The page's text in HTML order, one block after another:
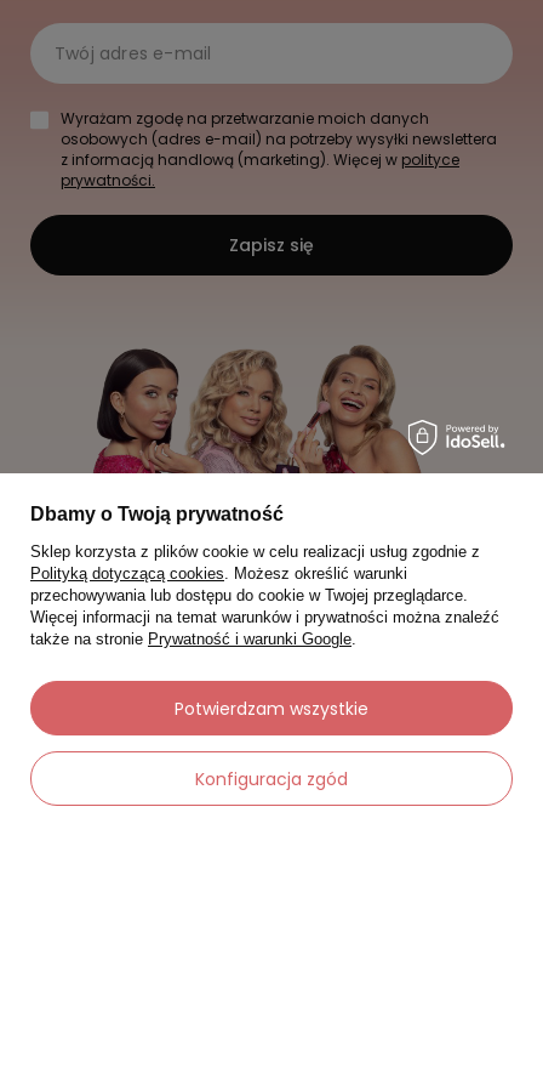
Twój adres e-mail
Wyrażam zgodę na przetwarzanie moich danych
osobowych (adres e-mail) na potrzeby wysyłki newslettera
z informacją handlową (marketing). Więcej w polityce
prywatności.
Zapisz się
Moje zamówienia
Status zamówienia
Śledzenie przesyłki
Dbamy o Twoją prywatność
Sklep korzysta z plików cookie w celu realizacji usług zgodnie z
Polityką dotyczącą cookies. Możesz określić warunki
przechowywania lub dostępu do cookie w Twojej przeglądarce.
Więcej informacji na temat warunków i prywatności można znaleźć
także na stronie Prywatność i warunki Google.
Konfiguracja zgód
Potwierdzam wszystkie